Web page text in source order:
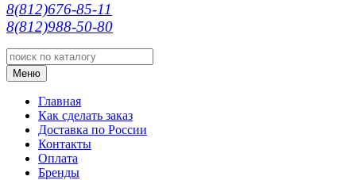
8(812)676-85-11
8(812)988-50-80
Меню
Главная
Как сделать заказ
Доставка по России
Контакты
Оплата
Бренды